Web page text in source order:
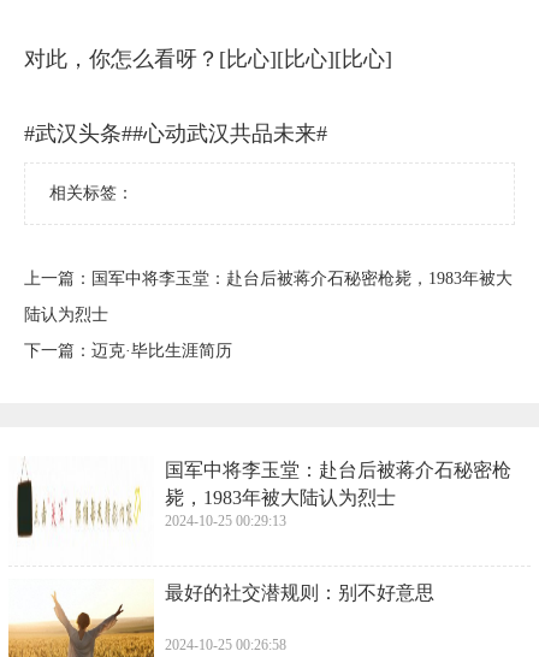
对此，你怎么看呀？[比心][比心][比心]
#武汉头条##心动武汉共品未来#
相关标签：
上一篇： ​国军中将李玉堂：赴台后被蒋介石秘密枪毙，1983年被大
陆认为烈士
下一篇： ​迈克·毕比生涯简历
​国军中将李玉堂：赴台后被蒋介石秘密枪
毙，1983年被大陆认为烈士
2024-10-25 00:29:13
​最好的社交潜规则：别不好意思
2024-10-25 00:26:58